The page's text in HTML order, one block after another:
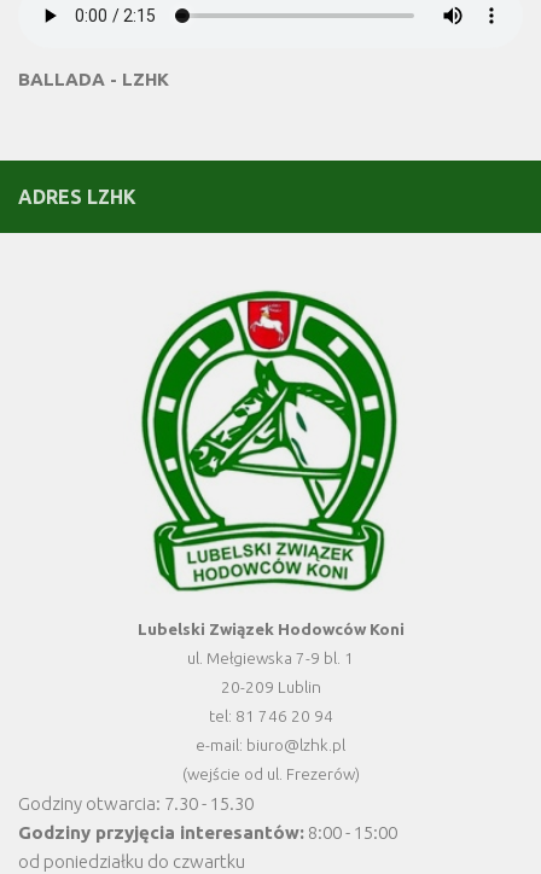
BALLADA - LZHK
ADRES LZHK
Lubelski Związek Hodowców Koni
ul. Mełgiewska 7-9 bl. 1
20-209 Lublin
tel: 81 746 20 94
e-mail: biuro@lzhk.pl
(wejście od ul. Frezerów)
Godziny otwarcia: 7.30 - 15.30
Godziny przyjęcia interesantów: 8:00 - 15:00
od poniedziałku do czwartku